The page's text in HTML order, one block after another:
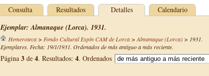
Consulta Resultados Detalles Calendario
Ejemplar: Almanaque (Lorca). 1931.
Hemeroteca> Fondo Cultural Espín CAM de Lorca> Almanaque (Lorca)> 1931.
Ejemplares. Fecha: 19/1/1931. Ordenados de más antiguo a más reciente.
Página 3 de 4. Resultados: 4. Ordenados